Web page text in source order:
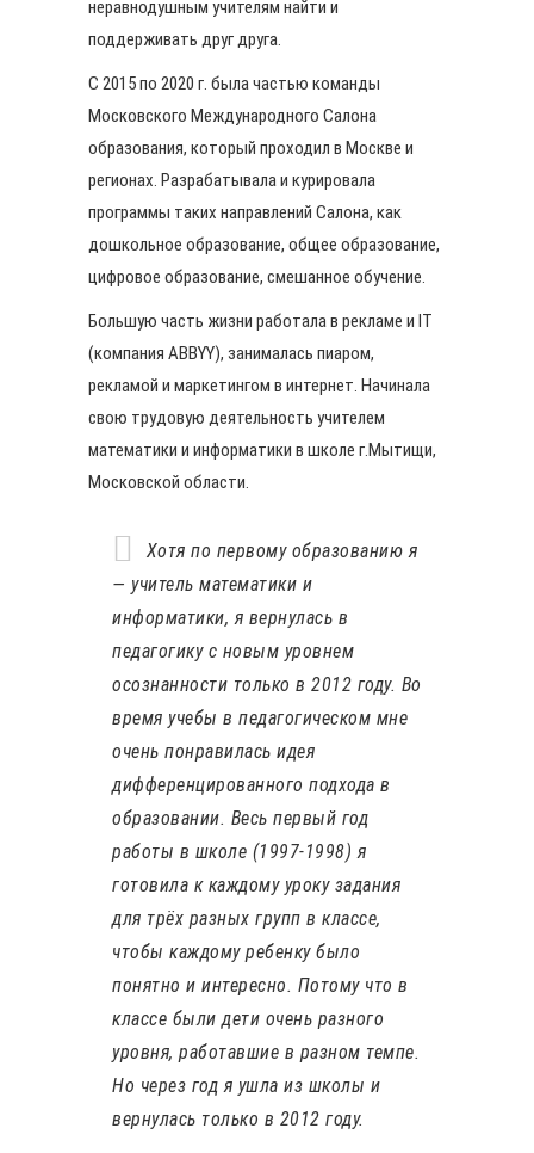
неравнодушным учителям найти и
поддерживать друг друга.
С 2015 по 2020 г. была частью команды
Московского Международного Салона
образования, который проходил в Москве и
регионах. Разрабатывала и курировала
программы таких направлений Салона, как
дошкольное образование, общее образование,
цифровое образование, смешанное обучение.
Большую часть жизни работала в рекламе и IT
(компания ABBYY), занималась пиаром,
рекламой и маркетингом в интернет. Начинала
свою трудовую деятельность учителем
математики и информатики в школе г.Мытищи,
Московской области.
Хотя по первому образованию я
— учитель математики и
информатики, я вернулась в
педагогику с новым уровнем
осознанности только в 2012 году. Во
время учебы в педагогическом мне
очень понравилась идея
дифференцированного подхода в
образовании. Весь первый год
работы в школе (1997-1998) я
готовила к каждому уроку задания
для трёх разных групп в классе,
чтобы каждому ребенку было
понятно и интересно. Потому что в
классе были дети очень разного
уровня, работавшие в разном темпе.
Но через год я ушла из школы и
вернулась только в 2012 году.